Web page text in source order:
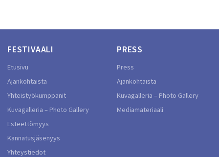
FESTIVAALI
Etusivu
Ajankohtaista
Yhteistyökumppanit
Kuvagalleria – Photo Gallery
Esteettömyys
Kannatusjäsenyys
Yhteystiedot
PRESS
Press
Ajankohtaista
Kuvagalleria – Photo Gallery
Mediamateriaali